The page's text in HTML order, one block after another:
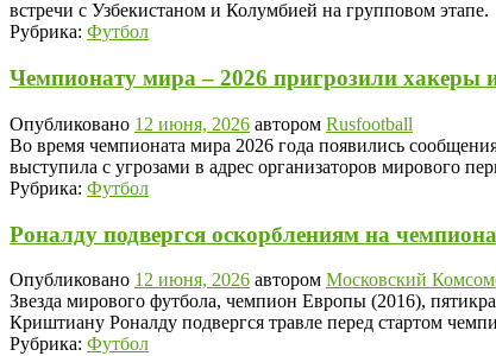
встречи с Узбекистаном и Колумбией на групповом этапе.
Рубрика: Футбол
Чемпионату мира – 2026 пригрозили хакеры
Опубликовано 12 июня, 2026 автором Rusfootball
Во время чемпионата мира 2026 года появились
выступила с угрозами в адрес организаторов мирового
Рубрика: Футбол
Роналду подвергся оскорблениям на
Опубликовано 12 июня, 2026 автором Московский
Звезда мирового футбола, чемпион Европы (2016),
Криштиану Роналду подвергся травле перед стартом
Рубрика: Футбол